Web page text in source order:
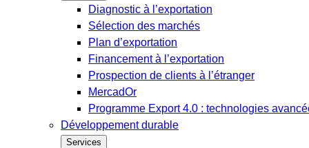
Diagnostic à l’exportation
Sélection des marchés
Plan d’exportation
Financement à l’exportation
Prospection de clients à l’étranger
MercadOr
Programme Export 4.0 : technologies
Développement durable
Services